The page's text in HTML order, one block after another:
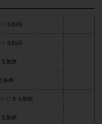
る触媒
る触媒
触媒
触媒
にする触媒
触媒